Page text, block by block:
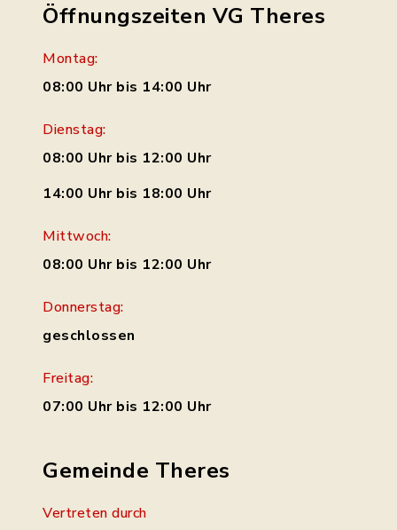
Öffnungszeiten VG Theres
Montag:
08:00 Uhr bis 14:00 Uhr
Dienstag:
08:00 Uhr bis 12:00 Uhr
14:00 Uhr bis 18:00 Uhr
Mittwoch:
08:00 Uhr bis 12:00 Uhr
Donnerstag:
geschlossen
Freitag:
07:00 Uhr bis 12:00 Uhr
Gemeinde Theres
Vertreten durch